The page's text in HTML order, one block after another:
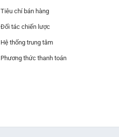
Tiêu chí bán hàng
Đối tác chiến lược
Hệ thống trung tâm
Phương thức thanh toán